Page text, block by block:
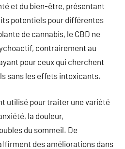
et du bien-être, présentant
potentiels pour différentes
de cannabis, le CBD ne
contrairement au
pour ceux qui cherchent
sans les effets intoxicants.
utilisé pour traiter une variété
la douleur,
du sommeil. De
des améliorations dans